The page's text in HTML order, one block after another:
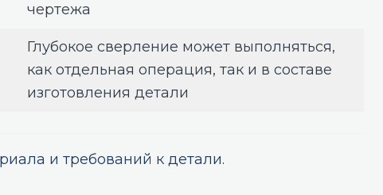
чертежа
Глубокое сверление может выполняться,
как отдельная операция, так и в составе
изготовления детали
и требований к детали.